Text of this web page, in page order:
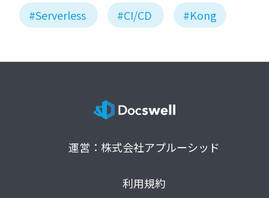
#Serverless #CI/CD #Kong
運営：株式会社アプルーシッド
利用規約